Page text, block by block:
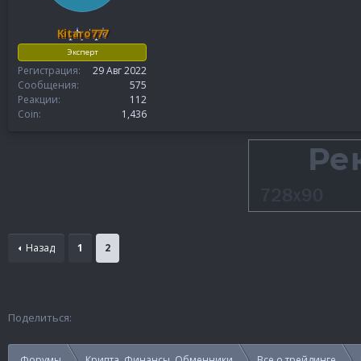
Kitaro777
Эксперт
Регистрация
29 Авг 2022
Сообщения
575
Реакции
112
Coin
1,436
Назад 1 2
Поделиться: